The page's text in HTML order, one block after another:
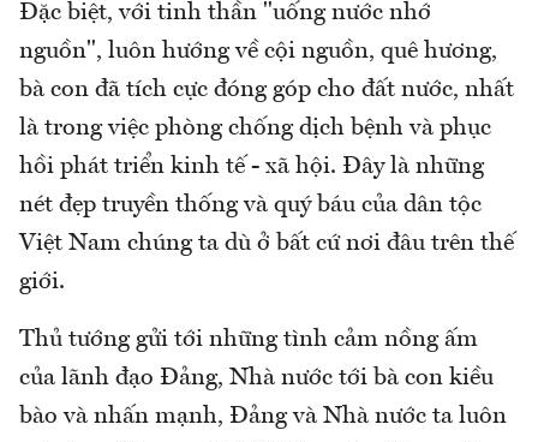
Đặc biệt, với tinh thần "uống nước nhớ
nguồn", luôn hướng về cội nguồn, quê hương,
bà con đã tích cực đóng góp cho đất nước, nhất
là trong việc phòng chống dịch bệnh và phục
hồi phát triển kinh tế - xã hội. Đây là những
nét đẹp truyền thống và quý báu của dân tộc
Việt Nam chúng ta dù ở bất cứ nơi đâu trên thế
giới.
Thủ tướng gửi tới những tình cảm nồng ấm
của lãnh đạo Đảng, Nhà nước tới bà con kiều
bào và nhấn mạnh, Đảng và Nhà nước ta luôn